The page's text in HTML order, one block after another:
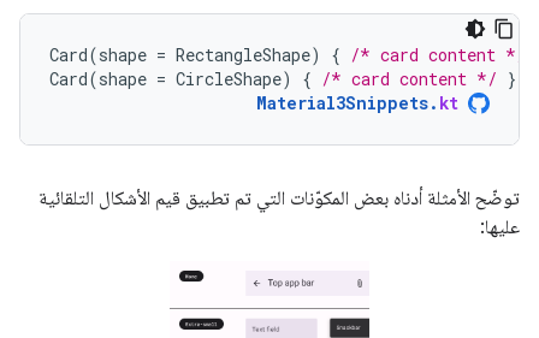
Card(shape = RectangleShape) { /* card content */
Card(shape = CircleShape) { /* card content */ }
Material3Snippets. kt
توضّح الأمثلة أدناه بعض المكوّنات التي تم تطبيق قيم الأشكال التلقائية
عليها: